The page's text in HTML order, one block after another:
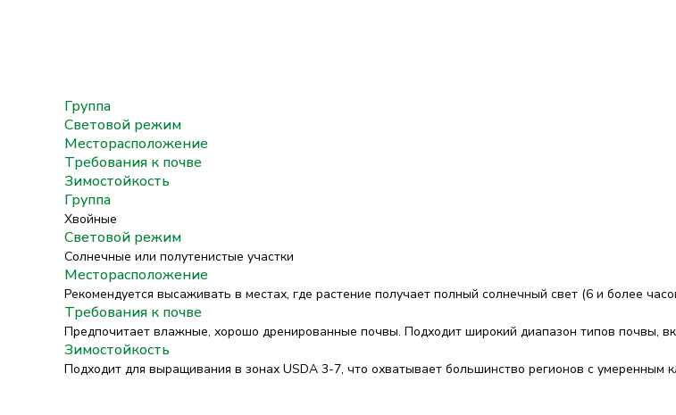
Группа
Световой режим
Месторасположение
Требования к почве
Зимостойкость
Группа
Хвойные
Световой режим
Солнечные или полутенистые участки
Месторасположение
Рекомендуется высаживать в местах, где растение получает полный солнечный свет (6 и более
Требования к почве
Предпочитает влажные, хорошо дренированные почвы. Подходит широкий диапазон типов почвы,
Зимостойкость
Подходит для выращивания в зонах USDA 3-7, что охватывает большинство регионов с умеренным